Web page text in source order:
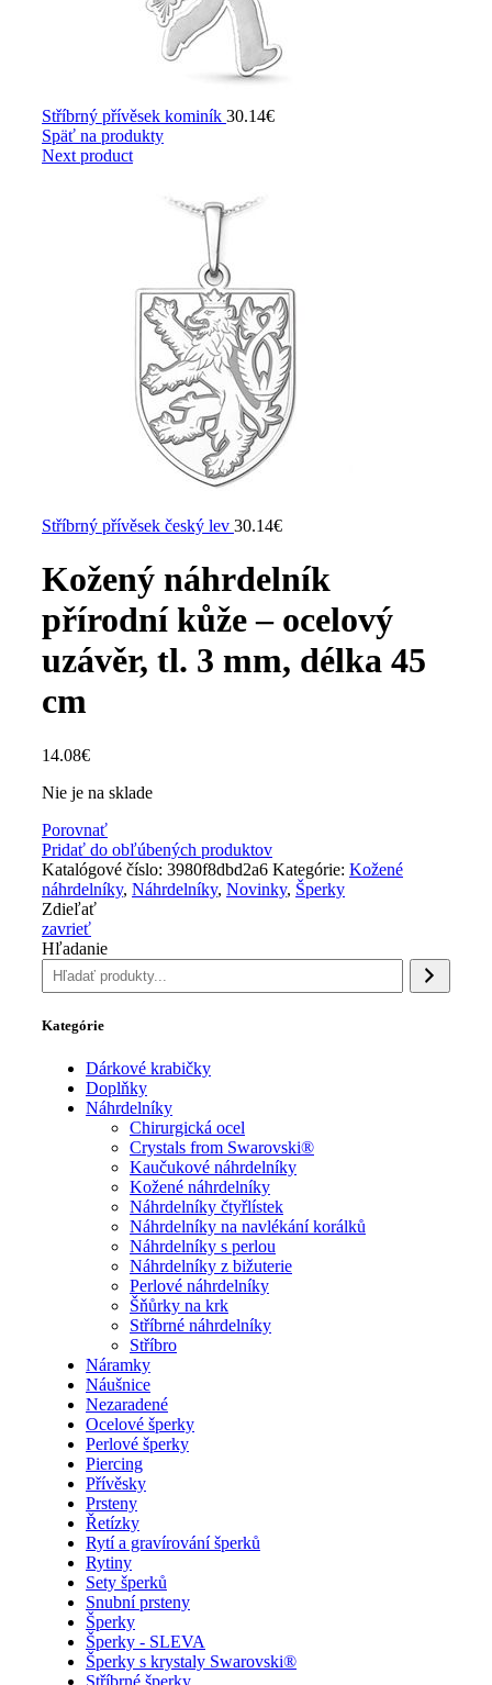
Stříbrný přívěsek kominík 30.14€
Späť na produkty
Next product
Stříbrný přívěsek český lev 30.14€
Kožený náhrdelník
přírodní kůže – ocelový
uzávěr, tl. 3 mm, délka 45
cm
14.08€
Nie je na sklade
Porovnať
Pridať do obľúbených produktov
Katalógové číslo: 3980f8dbd2a6 Kategórie: Kožené
náhrdelníky, Náhrdelníky, Novinky, Šperky
Zdieľať
zavrieť
Hľadanie
Kategórie
Dárkové krabičky
Doplňky
Náhrdelníky
Chirurgická ocel
Crystals from Swarovski®
Kaučukové náhrdelníky
Kožené náhrdelníky
Náhrdelníky čtyřlístek
Náhrdelníky na navlékání korálků
Náhrdelníky s perlou
Náhrdelníky z bižuterie
Perlové náhrdelníky
Šňůrky na krk
Stříbrné náhrdelníky
Stříbro
Náramky
Náušnice
Nezaradené
Ocelové šperky
Perlové šperky
Piercing
Přívěsky
Prsteny
Řetízky
Rytí a gravírování šperků
Rytiny
Sety šperků
Snubní prsteny
Šperky
Šperky - SLEVA
Šperky s krystaly Swarovski®